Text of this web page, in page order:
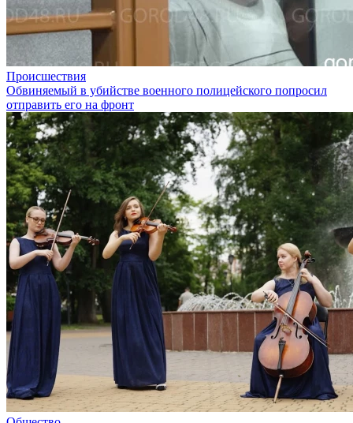
Происшествия
Обвиняемый в убийстве военного полицейского попросил
отправить его на фронт